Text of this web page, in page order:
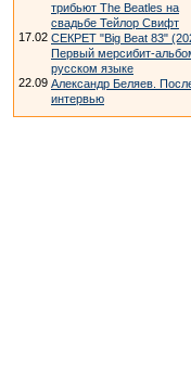
трибьют The Beatles на
свадьбе Тейлор Свифт
17.02 СЕКРЕТ "Big Beat 83"
Первый мерсибит-
русском языке
22.09 Александр Беляев.
интервью